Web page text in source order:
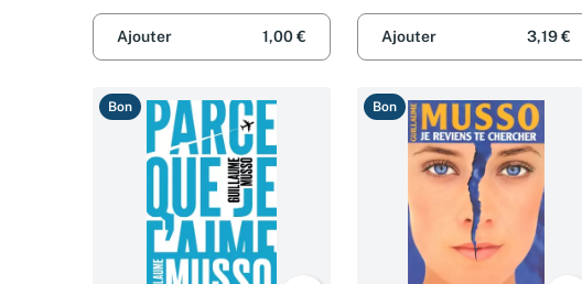
Ajouter 1,00 € Ajouter 3,19 €
Bon Bon